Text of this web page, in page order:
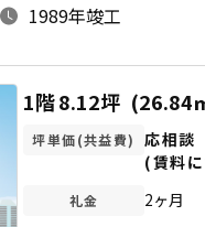
1989年竣工
1階8.12坪 (26.84
坪単価(共益費)
応相談
(賃料
礼金 2ヶ月